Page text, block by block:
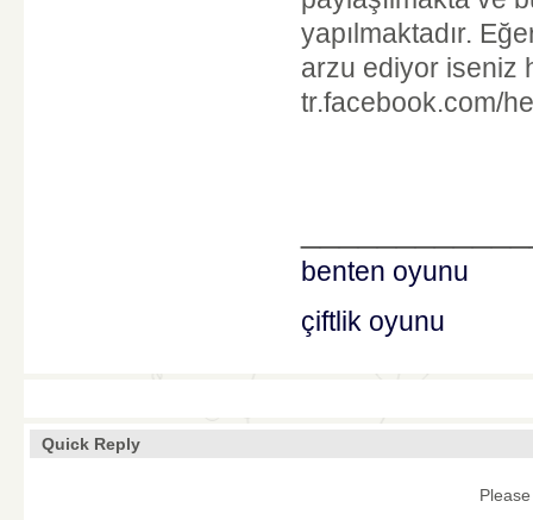
yapılmaktadır.
arzu ediyor iseniz
tr.facebook.com/
benten oyunu
çiftlik oyunu
Quick Reply